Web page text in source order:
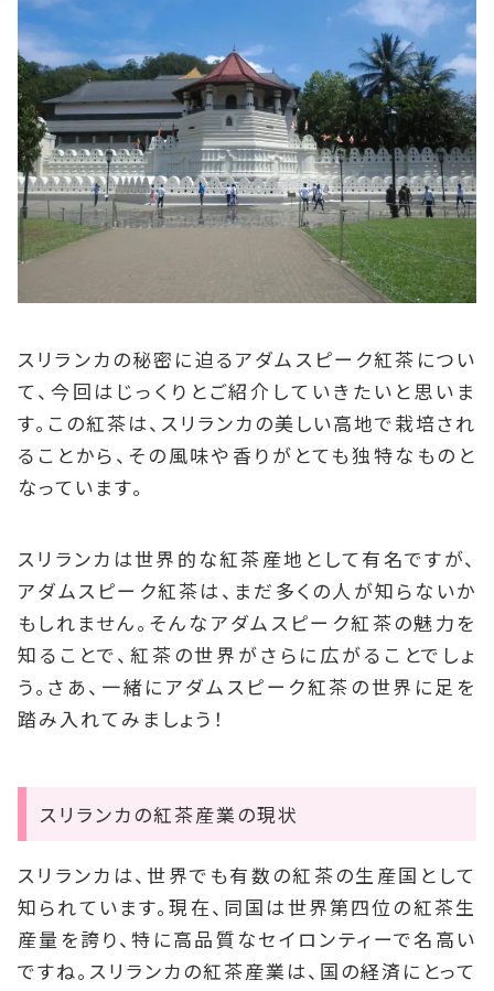
スリランカの秘密に迫るアダムスピーク紅茶につい
て、今回はじっくりとご紹介していきたいと思いま
す。この紅茶は、スリランカの美しい高地で栽培され
ることから、その風味や香りがとても独特なものと
なっています。
スリランカは世界的な紅茶産地として有名ですが、
アダムスピーク紅茶は、まだ多くの人が知らないか
もしれません。そんなアダムスピーク紅茶の魅力を
知ることで、紅茶の世界がさらに広がることでしょ
う。さあ、一緒にアダムスピーク紅茶の世界に足を
踏み入れてみましょう！
スリランカの紅茶産業の現状
スリランカは、世界でも有数の紅茶の生産国として
知られています。現在、同国は世界第四位の紅茶生
産量を誇り、特に高品質なセイロンティーで名高い
ですね。スリランカの紅茶産業は、国の経済にとって